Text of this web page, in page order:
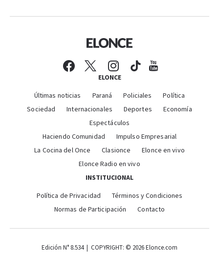
ELONCE
Últimas noticias Paraná Policiales
Política
Sociedad
Internacionales Deportes
Economía
Espectáculos
Haciendo Comunidad
Impulso Empresarial
La Cocina del Once
Clasionce
Elonce en vivo
Elonce Radio en vivo
INSTITUCIONAL
Política de Privacidad
Términos y Condiciones
Normas de Participación
Contacto
Edición N° 8.534 | COPYRIGHT: © 2026 Elonce.com